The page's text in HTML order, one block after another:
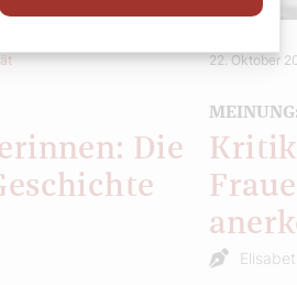
Die
22. Oktober
Kritik